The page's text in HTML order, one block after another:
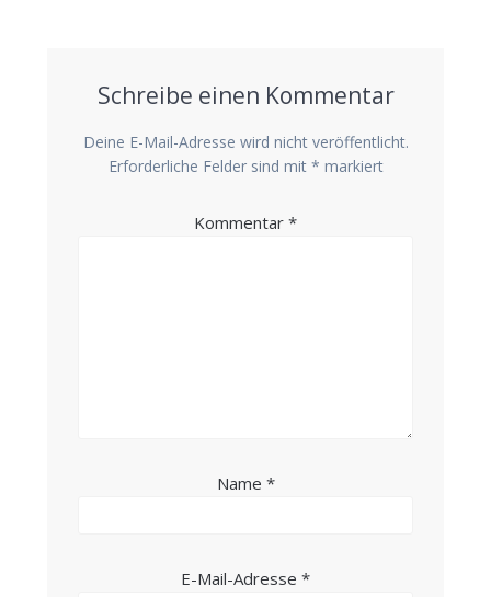
Schreibe einen Kommentar
Deine E-Mail-Adresse wird nicht veröffentlicht.
Erforderliche Felder sind mit * markiert
Kommentar *
Name *
E-Mail-Adresse *